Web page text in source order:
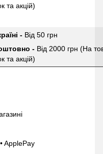
та акцій)
- Від 50 грн
- Від 2000 грн (На
та акцій)
ApplePay